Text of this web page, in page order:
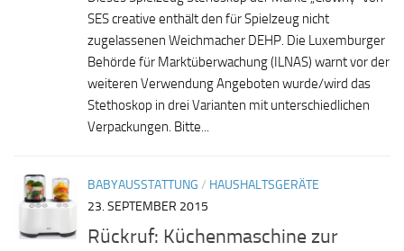
SES creative enthält den für Spielzeug nicht
zugelassenen Weichmacher DEHP. Die Luxemburger
Behörde für Marktüberwachung (ILNAS) warnt vor der
weiteren Verwendung Angeboten wurde/wird das
Stethoskop in drei Varianten mit unterschiedlichen
Verpackungen. Bitte...
BABYAUSSTATTUNG / HAUSHALTSGERÄTE
23. SEPTEMBER 2015
Rückruf: Küchenmaschine zur